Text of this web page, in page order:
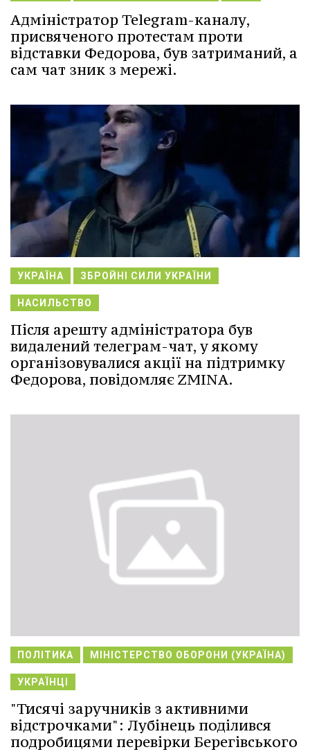
Адміністратор Telegram-каналу,
присвяченого протестам проти
відставки Федорова, був затриманий, а
сам чат зник з мережі.
УКРАЇНА ЗБРОЙНІ СИЛИ УКРАЇНИ
НАСИЛЬСТВО
Після арешту адміністратора був
видалений телеграм-чат, у якому
організовувалися акції на підтримку
Федорова, повідомляє ZMINA.
ПОЛІТИКА МІНІСТЕРСТВО ОБОРОНИ (УКРАЇНА)
УКРАЇНЦІ
"Тисячі заручників з активними
відстрочками": Лубінець поділився
подробицями перевірки Берегівського